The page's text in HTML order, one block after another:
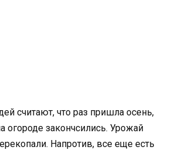
считают, что раз пришла осень,
огороде закончсились. Урожай
Напротив, все еще есть